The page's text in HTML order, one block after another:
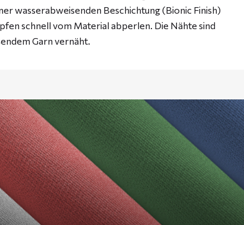
wasserabweisenden Beschichtung (Bionic Finish)
schnell vom Material abperlen. Die Nähte sind
Garn vernäht.